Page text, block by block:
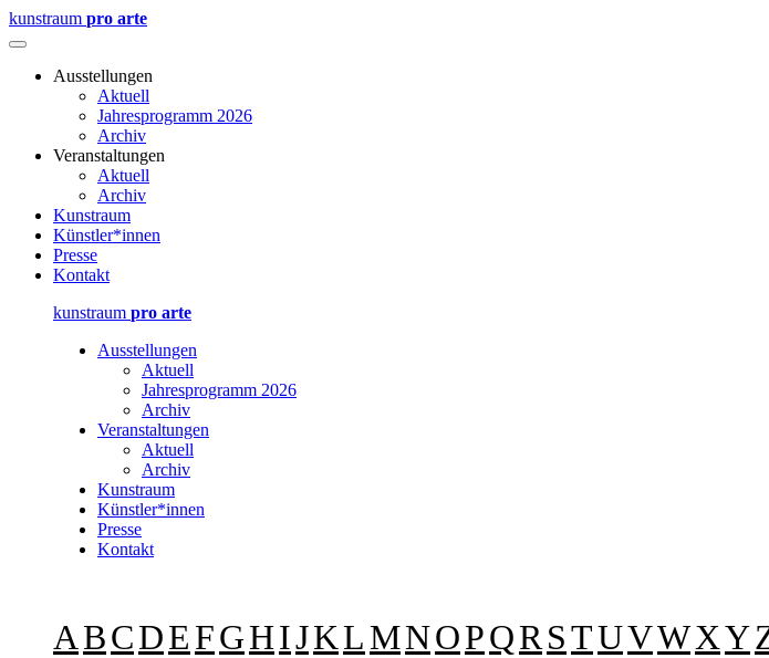
kunstraum pro arte
Ausstellungen
Aktuell
Jahresprogramm 2026
Archiv
Veranstaltungen
Aktuell
Archiv
Kunstraum
Künstler*innen
Presse
Kontakt
kunstraum pro arte
Ausstellungen
Aktuell
Jahresprogramm 2026
Archiv
Veranstaltungen
Aktuell
Archiv
Kunstraum
Künstler*innen
Presse
Kontakt
ABCDEFGHIJKLMNOPQRSTUVWXY